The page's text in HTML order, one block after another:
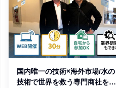
国内唯一の技術×海外市場/水の
技術で世界を救う専門商社を知